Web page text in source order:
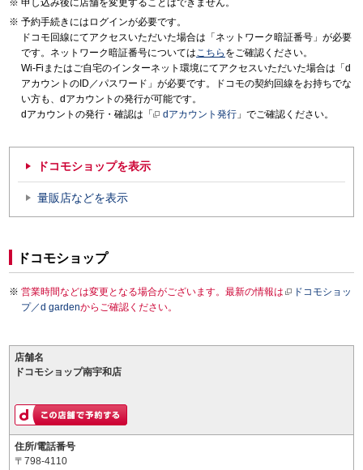
申し込み後に店舗を変更することはできません。
予約手続きにはログインが必要です。
ドコモ回線にてアクセスいただいた場合は「ネットワーク暗証番号」が必要
です。ネットワーク暗証番号についてはこちら をご確認ください。
Wi-Fiまたはご自宅のインターネット環境にてアクセスいただいた場合は「d
アカウントのID／パスワード」が必要です。ドコモの契約回線をお持ちでな
い方も、dアカウントの発行が可能です。
dアカウントの発行・確認は「
dアカウント発行 」でご確認ください。
ドコモショップを表示
量販店などを表示
ドコモショップ
営業時間などは変更となる場合がございます。最新の情報は
ドコモショッ
プ／d gardenからご確認ください。
店舗名
ドコモショップ南宇和店
住所/電話番号
〒798-4110